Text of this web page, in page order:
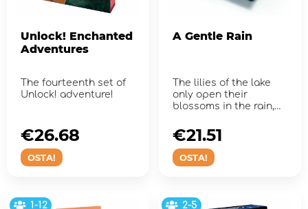
Unlock! Enchanted
Adventures
The fourteenth set of
Unlock! adventure!
OSTA!
€26.68
A Gentle Rain
The lilies of the lake
only open their
blossoms in the rain,
eigh...
OSTA!
€21.51
1-12 2-5